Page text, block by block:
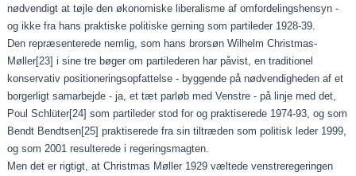
nødvendigt at tøjle den økonomiske liberalisme af omfordelingshensyn -
og ikke fra hans praktiske politiske gerning som partileder 1928-39.
Den repræsenterede nemlig, som hans brorsøn Wilhelm Christmas-
Møller[23] i sine tre bøger om partilederen har påvist, en traditionel
konservativ positioneringsopfattelse - byggende på nødvendigheden af et
borgerligt samarbejde - ja, et tæt parløb med Venstre - på linje med det,
Poul Schlüter[24] som partileder stod for og praktiserede 1974-93, og som
Bendt Bendtsen[25] praktiserede fra sin tiltræden som politisk leder 1999,
og som 2001 resulterede i regeringsmagten.
Men det er rigtigt, at Christmas Møller 1929 væltede venstreregeringen